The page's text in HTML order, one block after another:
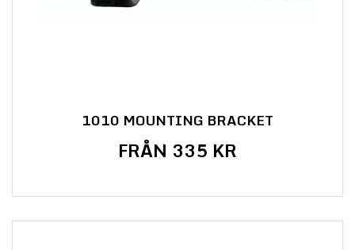
1010 MOUNTING BRACKET
FRÅN 335 KR